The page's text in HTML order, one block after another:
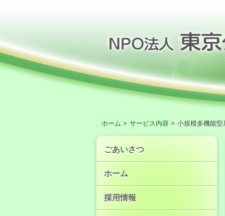
ホーム サービス内容 小規模多機能型
ごあいさつ
ホーム
採用情報